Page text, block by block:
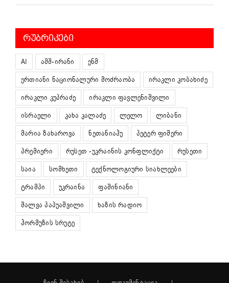
ᲠᲣᲑᲠᲘᲙᲔᲑᲘ
AI აშშ-ირანი
ენმ
ერთიანი ნაციონალური მოძრაობა
ირაკლი კობახიძე
ირაკლი კუპრაძე
ირაკლი ფავლენიშვილი
ისრაელი
კახა კალაძე ლელო
ლიბანი
მარია ზახაროვა
ნეთანიაჰუ
პეტერ ფიშერი
პრემიერი
რუსეთ -უკრაინის კონფლიქტი
რუსეთი
საია
სომხეთი
ტექნოლოგიური სიახლეები
ტრამპი
უკრაინა
ფაშინიანი
შალვა პაპუაშვილი
ხაზის რადიო
ჰორმუზის სრუტე